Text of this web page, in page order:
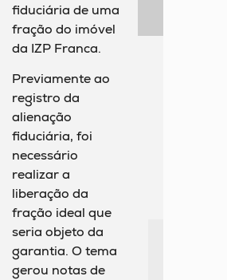
fiduciária de uma
fração do imóvel
da IZP Franca.
Previamente ao
registro da
alienação
fiduciária, foi
necessário
realizar a
liberação da
fração ideal que
seria objeto da
garantia. O tema
gerou notas de